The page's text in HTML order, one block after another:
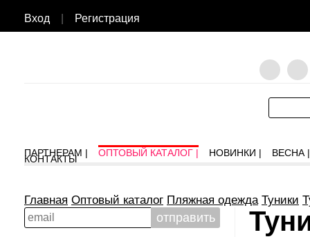
Вход Регистрация
ПАРТНЕРАМ | ОПТОВЫЙ КАТАЛОГ | НОВИНКИ | ВЕСНА |
КОНТАКТЫ
Главная Оптовый каталог Пляжная одежда Туники